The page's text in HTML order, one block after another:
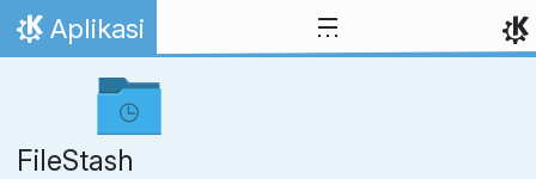
Lewati ke konten
Beranda
Aplikasi
FileStash